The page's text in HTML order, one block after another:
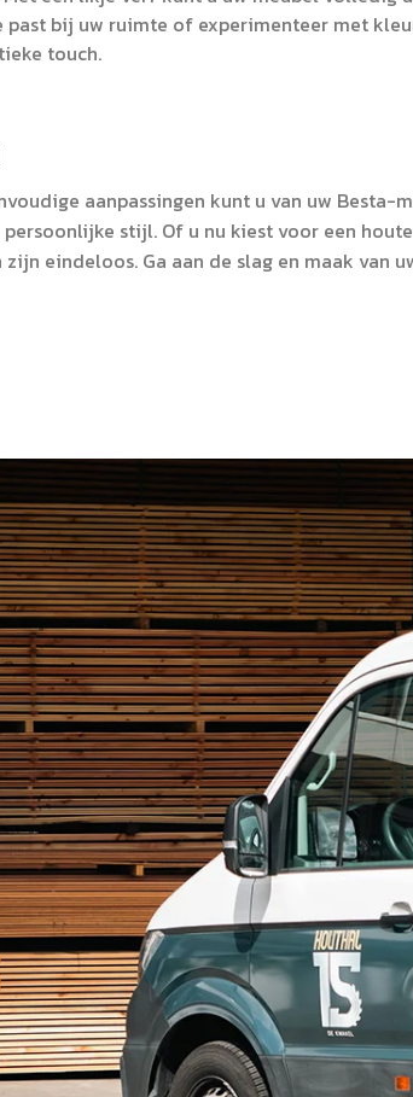
bij uw ruimte of experimenteer met
touch.
aanpassingen kunt u van uw Besta-
stijl. Of u nu kiest voor een
eindeloos. Ga aan de slag en maak van